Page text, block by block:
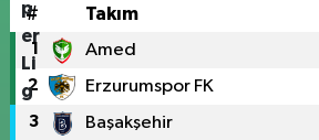
# Takım
1 Amed
2 Erzurumspor FK
3 Başakşehir